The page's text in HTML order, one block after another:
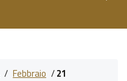
/ Febbraio /21